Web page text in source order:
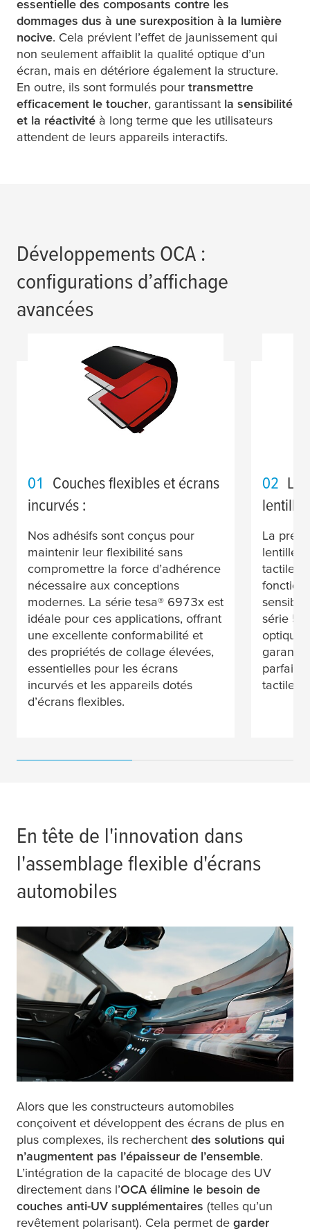
essentielle des composants contre les
dommages dus à une surexposition à la lumière
nocive. Cela prévient l’effet de jaunissement qui
non seulement affaiblit la qualité optique d’un
écran, mais en détériore également la structure.
En outre, ils sont formulés pour transmettre
efficacement le toucher, garantissant la sensibilité
et la réactivité à long terme que les utilisateurs
attendent de leurs appareils interactifs.
Développements OCA :
configurations d’affichage
avancées
01
Couches flexibles et écrans
incurvés :
Nos adhésifs sont conçus pour
maintenir leur flexibilité sans
compromettre la force d’adhérence
nécessaire aux conceptions
modernes. La série tesa® 6973x est
idéale pour ces applications, offrant
une excellente conformabilité et
des propriétés de collage élevées,
essentielles pour les écrans
incurvés et les appareils dotés
d’écrans flexibles.
02
lentille
La
lentille
tactiles
série
tactile
En tête de l'innovation dans
l'assemblage flexible d'écrans
automobiles
Alors que les constructeurs automobiles
conçoivent et développent des écrans de plus en
plus complexes, ils recherchent des solutions qui
n’augmentent pas l’épaisseur de l’ensemble.
L’intégration de la capacité de blocage des UV
directement dans l’OCA élimine le besoin de
couches anti-UV supplémentaires (telles qu’un
revêtement polarisant). Cela permet de garder